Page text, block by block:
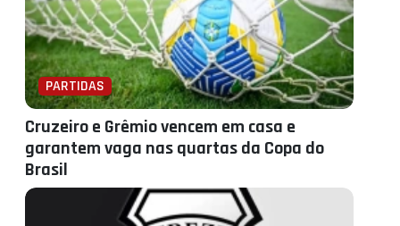
PARTIDAS
Cruzeiro e Grêmio vencem em casa e
garantem vaga nas quartas da Copa do
Brasil